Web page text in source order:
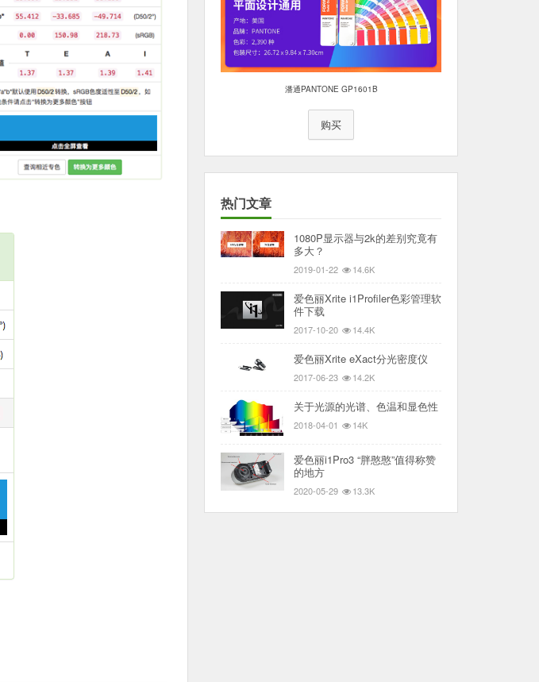
潘通PANTONE GP1601B
购买
热门文章
1080P显示器与2k的差别究竟有
多大？
2019-01-22 14.6K
爱色丽Xrite i1Profiler色彩管理软
件下载
2017-10-20 14.4K
爱色丽Xrite eXact分光密度仪
2017-06-23 14.2K
关于光源的光谱、色温和显色性
2018-04-01 14K
爱色丽i1Pro3 “胖憨憨”值得称赞
的地方
2020-05-29 13.3K